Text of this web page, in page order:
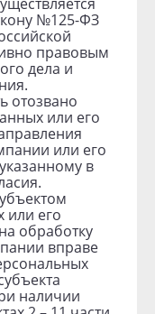
№125-ФЗ
правовым
дела и
отозвано
или его
или его
в
или его
обработку
вправе
наличии